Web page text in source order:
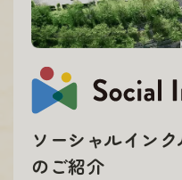
ソーシャルイン
のご紹介